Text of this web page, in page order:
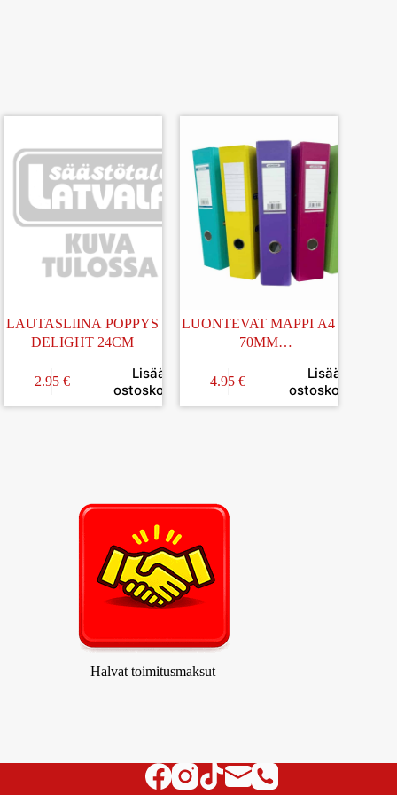
LAUTASLIINA POPPYS
DELIGHT 24CM
2.95 €
Lisää
ostoskoriin
LUONTEVAT MAPPI A4
70MM
4.95€
Lisää
ostoskoriin
Halvat toimitusmaksut